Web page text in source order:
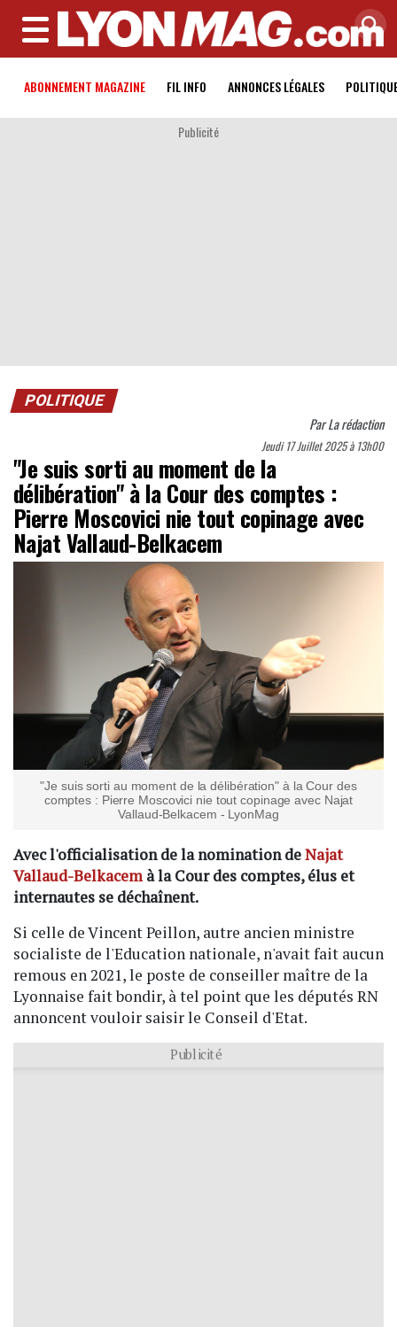
MENU
ABONNEMENT MAGAZINE FIL INFO ANNONCES LÉGALES
Publicité
POLITIQUE
ParLa rédaction
Jeudi 17 Juillet 2025 à 13h00
"Je suis sorti au moment de la
délibération" à la Cour des comptes :
Pierre Moscovici nie tout copinage avec
Najat Vallaud-Belkacem
"Je suis sorti au moment de la délibération" à la Cour des
comptes : Pierre Moscovici nie tout copinage avec Najat
Vallaud-Belkacem - LyonMag
Avec l'officialisation de la nomination deNajat
Vallaud-Belkacemà la Cour des comptes, élus et
internautes se déchaînent.
Si celle de Vincent Peillon, autre ancien ministre
socialiste de l'Education nationale, n'avait fait aucun
remous en 2021, le poste de conseiller maître de la
Lyonnaise fait bondir, à tel point que les députés RN
annoncent vouloir saisir le Conseil d'Etat.
Publicité